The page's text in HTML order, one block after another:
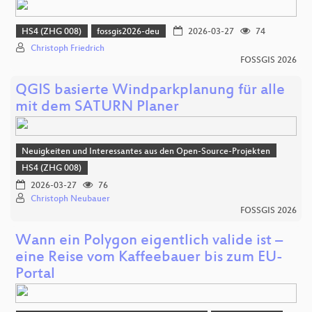
HS4 (ZHG 008) fossgis2026-deu 2026-03-27
74
Christoph Friedrich
FOSSGIS 2026
QGIS basierte Windparkplanung für alle
mit dem SATURN Planer
Neuigkeiten und Interessantes aus den Open-Source-Projekten
HS4 (ZHG 008)
2026-03-27
76
Christoph Neubauer
FOSSGIS 2026
Wann ein Polygon eigentlich valide ist –
eine Reise vom Kaffeebauer bis zum EU-
Portal